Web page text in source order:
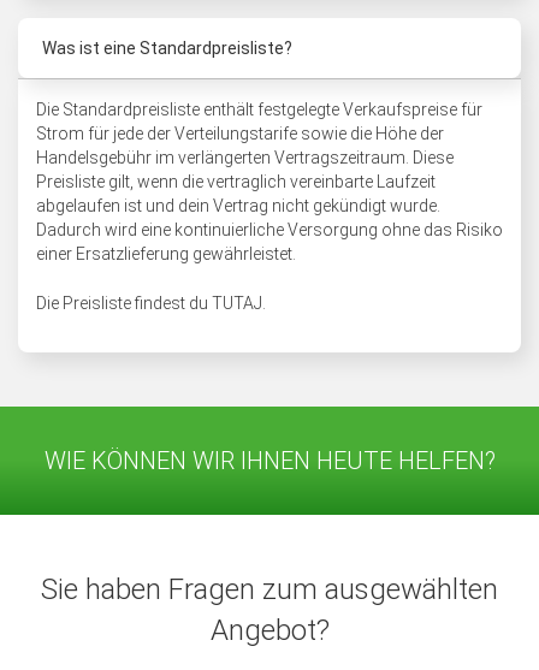
Was ist eine Standardpreisliste?
Die Standardpreisliste enthält festgelegte Verkaufspreise für
Strom für jede der Verteilungstarife sowie die Höhe der
Handelsgebühr im verlängerten Vertragszeitraum. Diese
Preisliste gilt, wenn die vertraglich vereinbarte Laufzeit
abgelaufen ist und dein Vertrag nicht gekündigt wurde.
Dadurch wird eine kontinuierliche Versorgung ohne das Risiko
einer Ersatzlieferung gewährleistet.
Die Preisliste findest du TUTAJ.
WIE KÖNNEN WIR IHNEN HEUTE HELFEN?
Sie haben Fragen zum ausgewählten
Angebot?